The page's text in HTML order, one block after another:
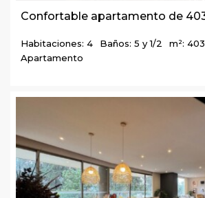
Habitaciones: 4 Baños: 5 y 1/2
m²: 403
Apartamento